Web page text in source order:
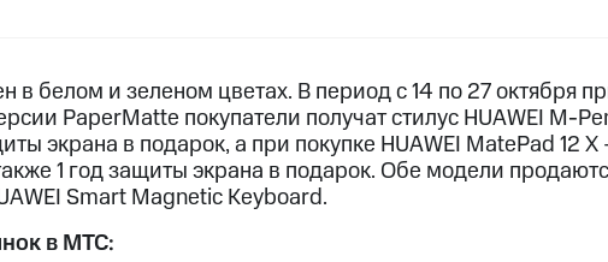
в белом и зеленом цветах. В период с 14 по 27 октября
PaperMatte покупатели получат стилус HUAWEI M-
экрана в подарок, а при покупке HUAWEI MatePad 12
1 год защиты экрана в подарок. Обе модели
Smart Magnetic Keyboard.
в МТС: